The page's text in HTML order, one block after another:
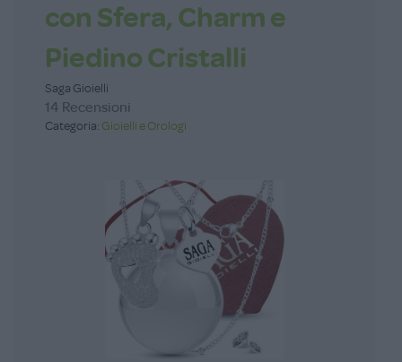
con Sfera, Charm e
Piedino Cristalli
Saga Gioielli
14 Recensioni
Categoria: Gioielli e Orologi